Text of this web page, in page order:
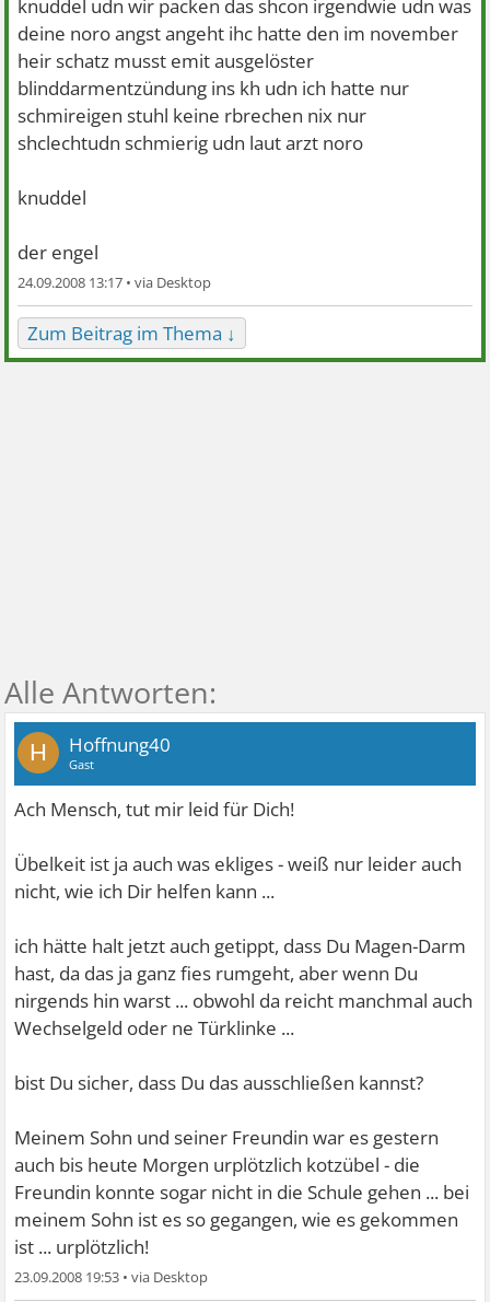
knuddel udn wir packen das shcon irgendwie udn was
deine noro angst angeht ihc hatte den im november
heir schatz musst emit ausgelöster
blinddarmentzündung ins kh udn ich hatte nur
schmireigen stuhl keine rbrechen nix nur
shclechtudn schmierig udn laut arzt noro
knuddel
der engel
24.09.2008 13:17 •
Zum Beitrag im Thema ↓
H Hoffnung40
Gast
Ach Mensch, tut mir leid für Dich!
Übelkeit ist ja auch was ekliges - weiß nur leider auch
nicht, wie ich Dir helfen kann ...
ich hätte halt jetzt auch getippt, dass Du Magen-Darm
hast, da das ja ganz fies rumgeht, aber wenn Du
nirgends hin warst ... obwohl da reicht manchmal auch
Wechselgeld oder ne Türklinke ...
bist Du sicher, dass Du das ausschließen kannst?
Meinem Sohn und seiner Freundin war es gestern
auch bis heute Morgen urplötzlich kotzübel - die
Freundin konnte sogar nicht in die Schule gehen ... bei
meinem Sohn ist es so gegangen, wie es gekommen
ist ... urplötzlich!
23.09.2008 19:53 •